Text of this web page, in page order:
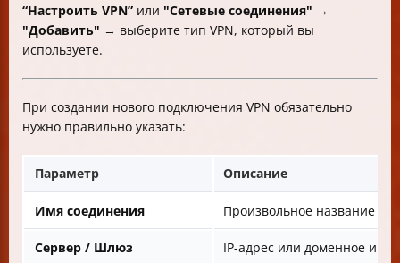
“Настроить VPN” или "Сетевые соединения" →
"Добавить" → выберите тип VPN, который вы
используете.
При создании нового подключения VPN обязательно
нужно правильно указать:
Параметр Описание
Имя соединения Произвольное название
Сервер / Шлюз IP-адрес или доменное имя